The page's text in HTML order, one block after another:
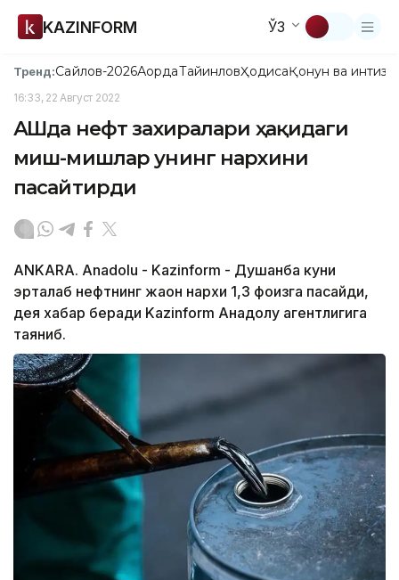
KAZINFORM ЎЗ
Тренд:Сайлов-2026АқордаТайинловҲодисаҚонун ва
16:33, 22 Август 2022
АҚШда нефт захиралари ҳақидаги
миш-мишлар унинг нархини
пасайтирди
ANKARA. Anadolu - Kazinform - Душанба куни
эрталаб нефтнинг жаҳон нархи 1,3 фоизга пасайди,
дея хабар беради Kazinform Анадолу агентлигига
таяниб.